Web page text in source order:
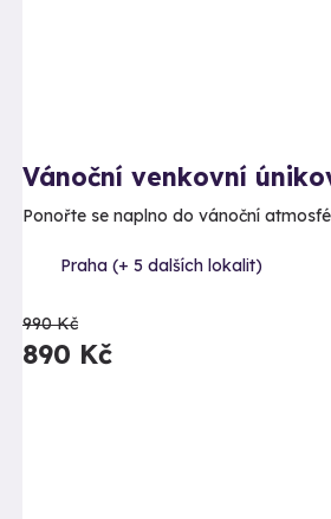
Vánoční venkovní
Ponořte se naplno do vánoční
Praha (+ 5 dalších lokalit)
990 Kč
890 Kč